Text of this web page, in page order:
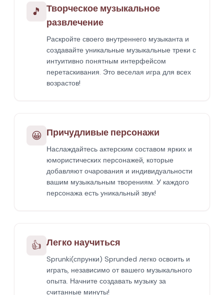
🎵
Творческое музыкальное
развлечение
Раскройте своего внутреннего музыканта и
создавайте уникальные музыкальные треки с
интуитивно понятным интерфейсом
перетаскивания. Это веселая игра для всех
возрастов!
😀 Причудливые персонажи
Наслаждайтесь актерским составом ярких и
юмористических персонажей, которые
добавляют очарования и индивидуальности
вашим музыкальным творениям. У каждого
персонажа есть уникальный звук!
👍 Легко научиться
Sprunki(спрунки) Sprunded легко освоить и
играть, независимо от вашего музыкального
опыта. Начните создавать музыку за
считанные минуты!